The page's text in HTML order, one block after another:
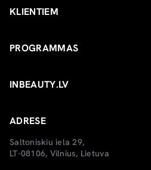
KLIENTIEM
PROGRAMMAS
INBEAUTY.LV
ADRESE
Saltoniskiu iela 29,
LT-08106, Vilnius, Lietuva